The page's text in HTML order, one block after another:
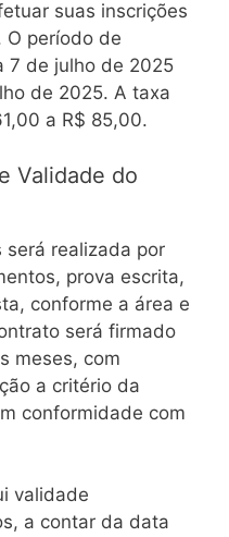
suas inscrições
O período de
7 de julho de 2025
de 2025. A taxa
a R$ 85,00.
Validade do
realizada por
prova escrita,
conforme a área e
será firmado
meses, com
a critério da
conformidade com
validade
a contar da data